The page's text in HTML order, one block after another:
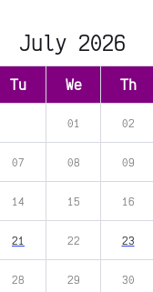
July 2026
Tu We Th
01 02
07 08 09
14 15 16
21 22 23
28 29 30